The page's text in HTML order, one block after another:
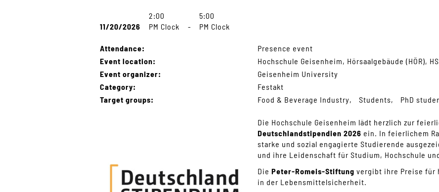
11/20/2026
2:00
PM Clock
-
5:00
PM Clock
Attendance:
Presence event
Event location:
Hochschule Geisenheim, Hörsaalgebäude (HÖR), HS
Event organizer:
Geisenheim University
Category:
Festakt
Target groups:
Food & Beverage Industry Students PhD
Die Hochschule Geisenheim lädt herzlich zur
Deutschlandstipendien 2026 ein. In feierlichem
starke und sozial engagierte Studierende
und ihre Leidenschaft für Studium, Hochschule
Die Peter-Romeis-Stiftung vergibt ihre Preise für
in der Lebensmittelsicherheit.